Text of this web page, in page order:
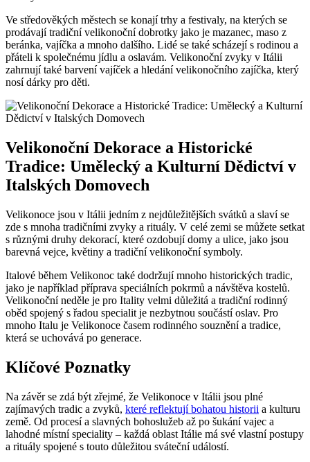
Ve středověkých městech se konají trhy a festivaly, na kterých se
prodávají tradiční velikonoční dobrotky jako je mazanec, maso z
beránka, vajíčka a mnoho dalšího. Lidé se také scházejí s rodinou a
přáteli k společnému jídlu a oslavám. Velikonoční zvyky v Itálii
zahrnují také barvení vajíček a hledání velikonočního zajíčka, který
nosí dárky pro děti.
Velikonoční Dekorace a Historické
Tradice: Umělecký a Kulturní Dědictví v
Italských Domovech
Velikonoce jsou v Itálii jedním z nejdůležitějších svátků a slaví se
zde s mnoha tradičními zvyky a rituály. V celé zemi se můžete setkat
s různými druhy dekorací, které ozdobují domy a ulice, jako jsou
barevná vejce, květiny a tradiční velikonoční symboly.
Italové během Velikonoc také dodržují mnoho historických tradic,
jako je například příprava speciálních pokrmů a návštěva kostelů.
Velikonoční neděle je pro Itality velmi důležitá a tradiční rodinný
oběd spojený s řadou specialit je nezbytnou součástí oslav. Pro
mnoho Italu je Velikonoce časem rodinného souznění a tradice,
která se uchovává po generace.
Klíčové Poznatky
Na závěr se zdá být zřejmé, že Velikonoce v Itálii jsou plné
zajímavých tradic a zvyků, které reflektují bohatou historii a kulturu
země. Od procesí a slavných bohoslužeb až po šukání vajec a
lahodné místní speciality – každá oblast Itálie má své vlastní postupy
a rituály spojené s touto důležitou sváteční událostí.